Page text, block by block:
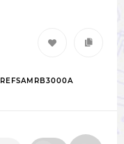
REFSAMRB3000A